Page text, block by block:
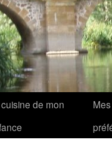
de mon